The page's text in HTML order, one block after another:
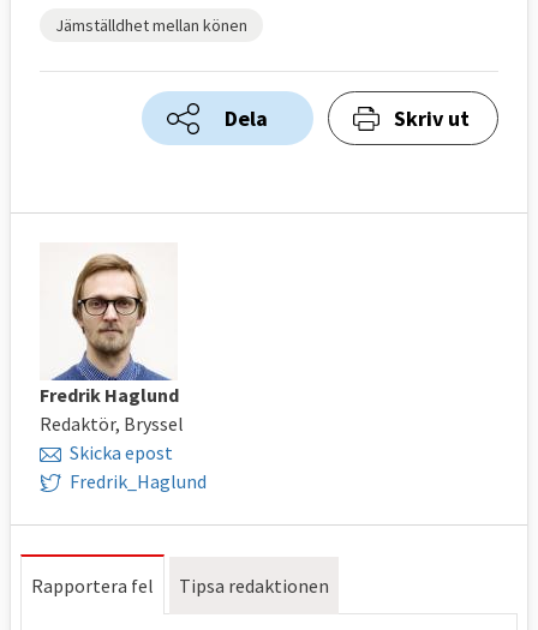
Jämställdhet mellan könen
Dela Skriv ut
Fredrik Haglund
Redaktör, Bryssel
Skicka epost
Fredrik_Haglund
Rapportera fel Tipsa redaktionen